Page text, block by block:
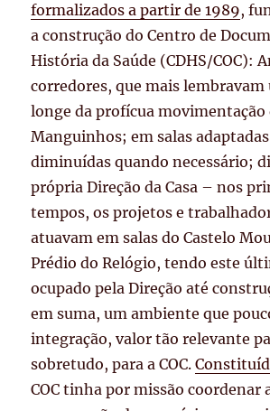
formalizados a partir de 1989,
a construção do Centro de
História da Saúde (CDHS/COC):
corredores, que mais
longe da profícua
Manguinhos;em salas
diminuídas quando necessário;
própria Direção da Casa – nos
tempos, os projetos e
atuavam em salas do Castelo
Prédio do Relógio, tendo este
ocupado pela Direção até
em suma, um ambiente que
integração, valor tão relevante
sobretudo, para a COC.
COC tinha por missão coordenar